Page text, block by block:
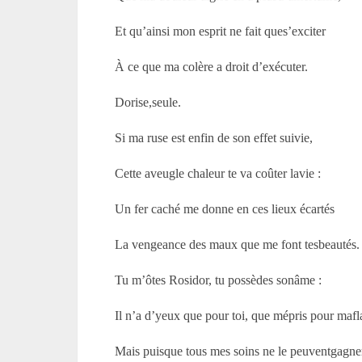
Et qu’ainsi mon esprit ne fait ques’exciter
À ce que ma colère a droit d’exécuter.
Dorise,seule.
Si ma ruse est enfin de son effet suivie,
Cette aveugle chaleur te va coûter lavie :
Un fer caché me donne en ces lieux écartés
La vengeance des maux que me font tesbeautés.
Tu m’ôtes Rosidor, tu possèdes sonâme :
Il n’a d’yeux que pour toi, que mépris pour
Mais puisque tous mes soins ne le